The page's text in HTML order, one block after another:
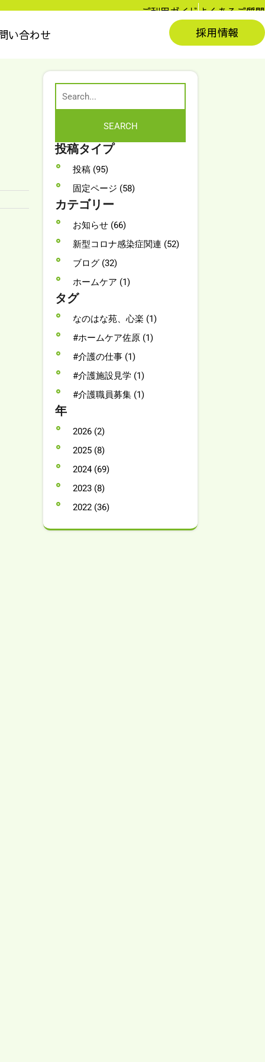
ご利用ガイドよくあるご質問
い合わせ 採用情報
投稿タイプ
投稿 (95)
固定ページ (58)
カテゴリー
お知らせ (66)
新型コロナ感染症関連 (52)
ブログ (32)
ホームケア (1)
タグ
なのはな苑、心楽 (1)
#ホームケア佐原 (1)
#介護の仕事 (1)
#介護施設見学 (1)
#介護職員募集 (1)
年
2026 (2)
2025 (8)
2024 (69)
2023 (8)
2022 (36)